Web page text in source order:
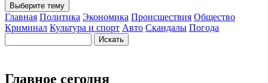
Выберите тему
Главная Политика Экономика Происшествия Общество
Криминал Культура и спорт Авто Скандалы Погода
Главное сегодня